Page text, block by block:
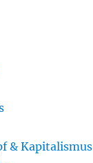
& Kapitalismus